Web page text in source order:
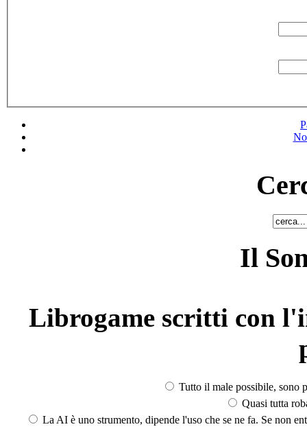
Il
Librogame scritti con
Tutto il male possibile, sono
Quasi tutta
La AI è uno strumento, dipende l'uso che se ne fa. Se non